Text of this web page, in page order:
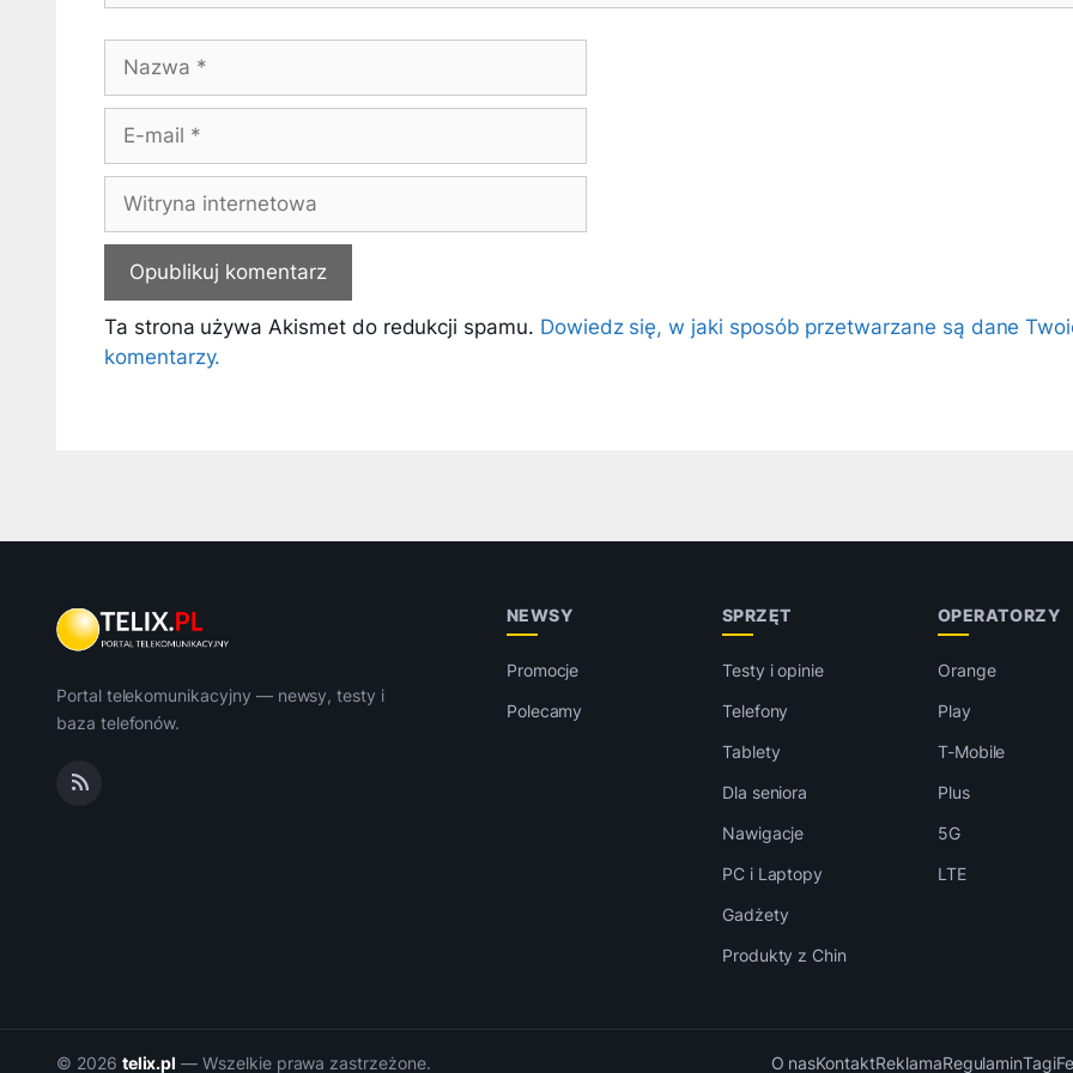
mail
internetowa
Ta strona używa Akismet do redukcji spamu. Dowiedz się, w jaki sposób przetwarzane są dane
komentarzy.
Portal telekomunikacyjny — newsy, testy i
baza telefonów.
NEWSY
Promocje
Polecamy
SPRZĘT
Testy i opinie
Telefony
Tablety
Dla seniora
Nawigacje
PC i Laptopy
Gadżety
Produkty z Chin
OPERATORZY
Orange
Play
T-Mobile
Plus
5G
LTE
© 2026 telix.pl — Wszelkie prawa zastrzeżone. O nasKontaktReklamaRegulaminTagi